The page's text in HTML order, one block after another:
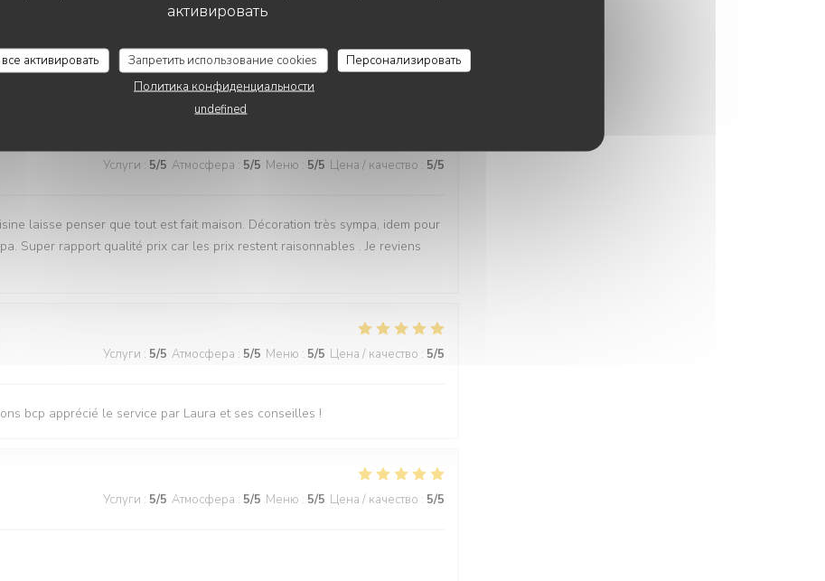
активировать
активировать Запретить использование cookies
Персонализировать
Политика конфиденциальности
undefined
Услуги: Атмосфера
Услуги : 5/5 Атмосфера : 5/5 Меню : 5/5 Цена / качество : 5/5
laisse penser que tout est fait maison. Décoration très sympa, idem pour
Super rapport qualité prix car les prix restent raisonnables . Je reviens
Услуги : 5/5 Атмосфера : 5/5 Меню : 5/5 Цена / качество : 5/5
bcp apprécié le service par Laura et ses conseilles !
Услуги : 5/5 Атмосфера : 5/5 Меню : 5/5 Цена / качество : 5/5